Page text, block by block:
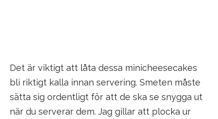
Det är viktigt att låta dessa minicheesecakes
bli riktigt kalla innan servering. Smeten måste
sätta sig ordentligt för att de ska se snygga ut
när du serverar dem. Jag gillar att plocka ur